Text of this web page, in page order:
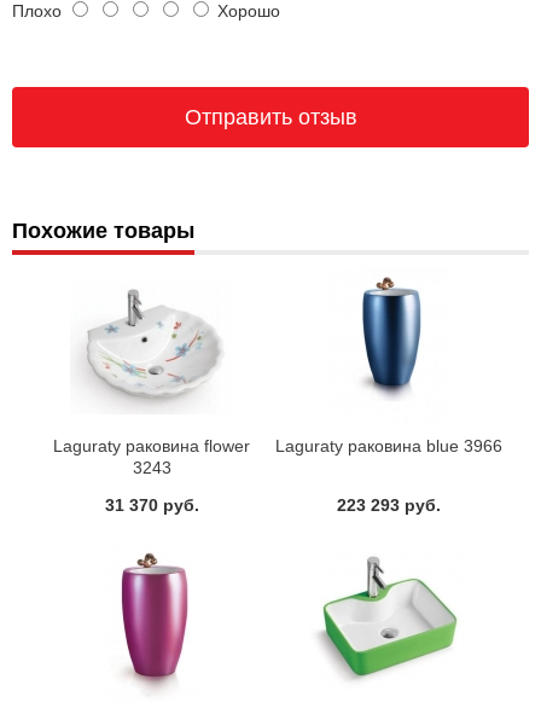
Плохо Хорошо
Похожие товары
Laguraty раковина flower
3243
31 370 руб.
Laguraty раковина blue 3966
223 293 руб.